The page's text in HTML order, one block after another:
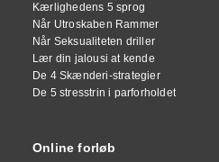
Kærlighedens 5 sprog
Når Utroskaben Rammer
Når Seksualiteten driller
Lær din jalousi at kende
De 4 Skænderi-strategier
De 5 stresstrin i parforholdet
Online forløb